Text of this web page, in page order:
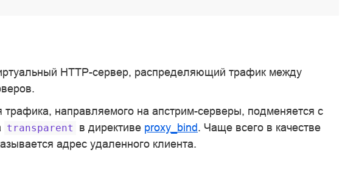
HTTP-сервер, распределяющий трафик между
направляемого на апстрим-серверы, подменяется с
transparent в директиве proxy_bind. Чаще всего в качестве
адрес удаленного клиента.